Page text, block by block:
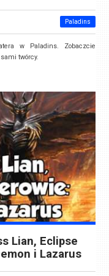
Paladins
w Paladins. Zobaczcie
twórcy.
Lian, Eclipse
i Lazarus